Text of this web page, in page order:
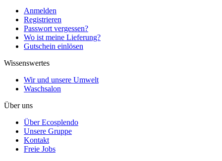
Anmelden
Registrieren
Passwort vergessen?
Wo ist meine Lieferung?
Gutschein einlösen
Wissenswertes
Wir und unsere Umwelt
Waschsalon
Über uns
Über Ecosplendo
Unsere Gruppe
Kontakt
Freie Jobs